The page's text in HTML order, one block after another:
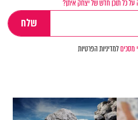
כל תוכן חדש של יצחק איתן?
מסכיםלמדיניות הפרטיות